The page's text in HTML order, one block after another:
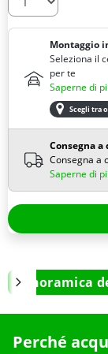
Quantità
Montaggio
Seleziona il
per te
Saperne di
Scegli tra
Consegna
Consegna a
Saperne di
Panoramica
Perché